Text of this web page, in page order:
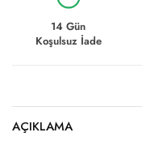
14 Gün
Koşulsuz İade
AÇIKLAMA